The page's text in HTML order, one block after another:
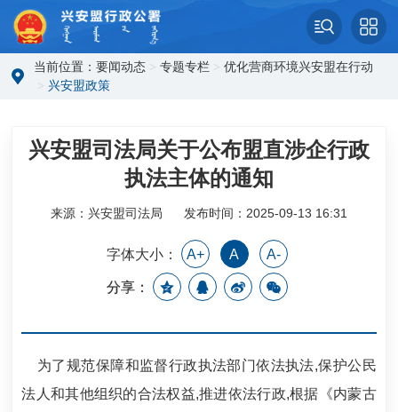
当前位置：要闻动态 >专题专栏 >优化营商环境兴安盟在行动
> 兴安盟政策
兴安盟司法局关于公布盟直涉企行政
执法主体的通知
来源：兴安盟司法局 发布时间：2025-09-13 16:31
字体大小： A+ A A-
分享：
为了规范保障和监督行政执法部门依法执法,保护公民
法人和其他组织的合法权益,推进依法行政,根据《内蒙古